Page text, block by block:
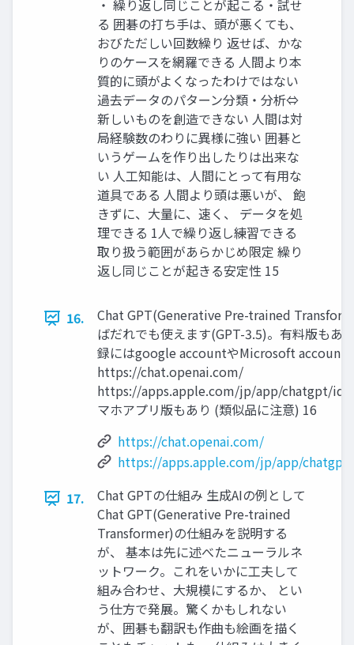
・ 繰り返し同じことが起こる・試せ
る 囲碁の打ち手は、頭が悪くても、
おびただしい回数繰り 返せば、かな
りのケースを網羅できる 人間より本
質的に頭がよくなったわけではない
過去データのパターン分類・分析⇔
新しいものを創造できない 人間は対
局経験数のわりに異様に強い 囲碁と
いうゲームを作り出したりは出来な
い 人工知能は、人間にとって有用な
道具である 人間より頭は悪いが、 飽
きずに、大量に、速く、 データを処
理できる 1人で繰り返し練習できる
取り扱う範囲があらかじめ限定 繰り
返し同じことが起きる安定性 15
16.
Chat GPT(Generative Pre-trained
ばだれでも使えます(GPT-3.5)。有料版もあ
録にはgoogle accountやMicrosoft account
https://chat.openai.com/
https://apps.apple.com/jp/app/chatgpt/
マホアプリ版もあり (類似品に注意) 16
https://chat.openai.com/
https://apps.apple.com/jp/app/
17.
Chat GPTの仕組み 生成AIの例として
Chat GPT(Generative Pre-trained
Transformer)の仕組みを説明する
が、 基本は先に述べたニューラルネ
ットワーク。これをいかに工夫して
組み合わせ、大規模にするか、 とい
う仕方で発展。驚くかもしれない
が、囲碁も翻訳も作曲も絵画を描く